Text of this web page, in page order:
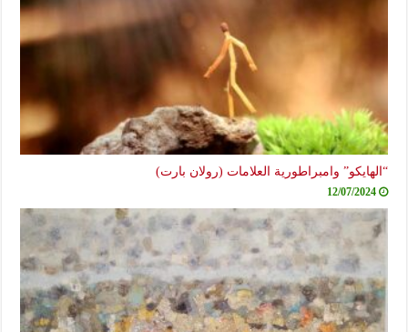
وامبراطورية العلامات (رولان بارت)
12/07/2024